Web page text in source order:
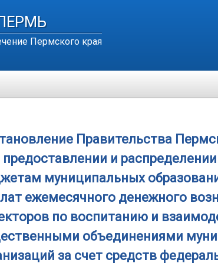
Пермского края
Правительства
предоставлении и
муниципальных
ежемесячного денежного
по воспитанию и
объединениями
за счет средств